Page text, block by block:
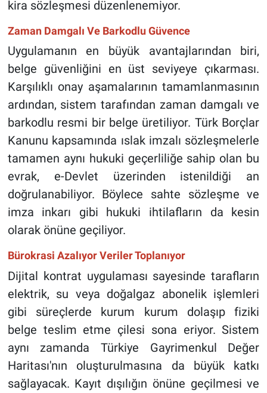
kira sözleşmesi düzenlenemiyor.
Zaman Damgalı Ve Barkodlu Güvence
Uygulamanın en büyük avantajlarından biri,
belge güvenliğini en üst seviyeye çıkarması.
Karşılıklı onay aşamalarının tamamlanmasının
ardından, sistem tarafından zaman damgalı ve
barkodlu resmi bir belge üretiliyor. Türk Borçlar
Kanunu kapsamında ıslak imzalı sözleşmelerle
tamamen aynı hukuki geçerliliğe sahip olan bu
evrak, e-Devlet üzerinden istenildiği an
doğrulanabiliyor. Böylece sahte sözleşme ve
imza inkarı gibi hukuki ihtilafların da kesin
olarak önüne geçiliyor.
Bürokrasi Azalıyor Veriler Toplanıyor
Dijital kontrat uygulaması sayesinde tarafların
elektrik, su veya doğalgaz abonelik işlemleri
gibi süreçlerde kurum kurum dolaşıp fiziki
belge teslim etme çilesi sona eriyor. Sistem
aynı zamanda Türkiye Gayrimenkul Değer
Haritası'nın oluşturulmasına da büyük katkı
sağlayacak. Kayıt dışılığın önüne geçilmesi ve